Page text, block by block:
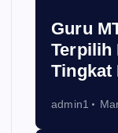
Guru
Terpilih
Tingkat
admin1